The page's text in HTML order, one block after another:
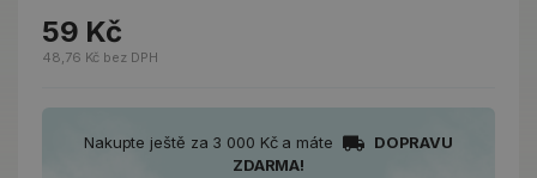
59 Kč
48,76 Kč bez DPH
Nakupte ještě za 3 000 Kč a máte
DOPRAVU
ZDARMA!